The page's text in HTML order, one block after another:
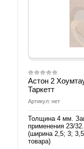
Астон 2
Таркетт
Артикул: нет
Толщина 4 мм.
применения 23/
(ширина 2,5; 3;
товара)